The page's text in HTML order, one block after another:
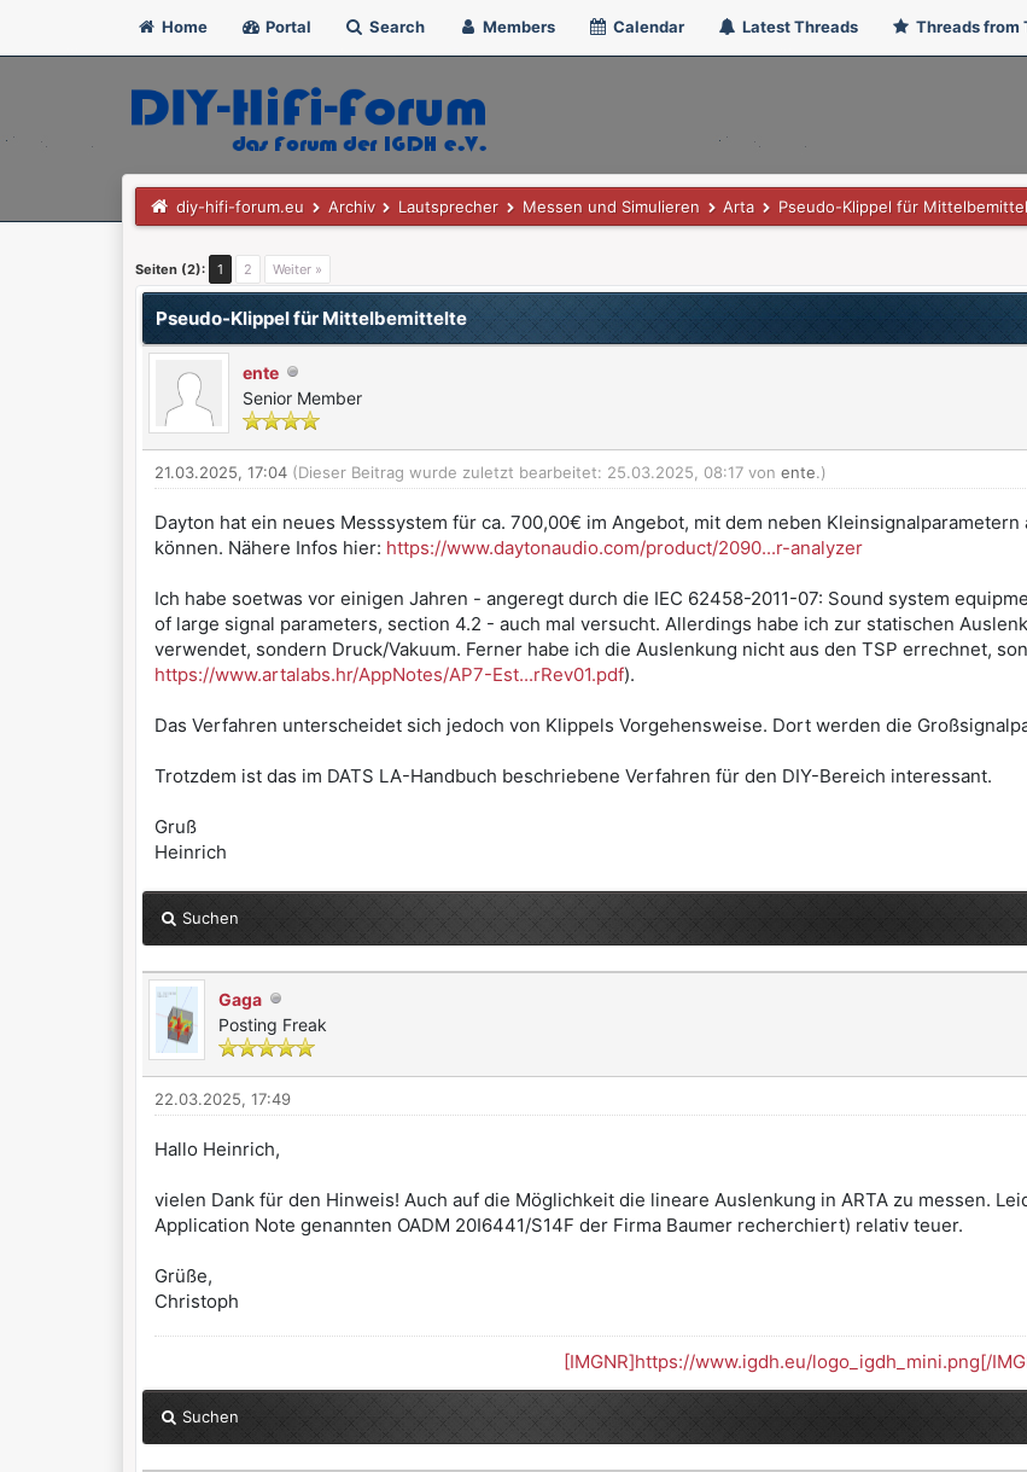
Home Portal Search Members Calendar Latest Threads Threads from
diy-hifi-forum.eu Archiv Lautsprecher Messen und Simulieren Arta Pseudo-Klippel für
Seiten (2): 1 2 Weiter »
0 Bewertung(en) - 0 im Durchschnitt
1
2
3
4
5
Pseudo-Klippel für Mittelbemittelte
ente
Senior Member
21.03.2025, 17:04 (Dieser Beitrag wurde zuletzt bearbeitet: 25.03.2025, 08:17 von ente.)
Dayton hat ein neues Messsystem für ca. 700,00€ im Angebot, mit dem neben
können. Nähere Infos hier: https://www.daytonaudio.com/product/2090...r-analyzer
Ich habe soetwas vor einigen Jahren - angeregt durch die IEC 62458-2011-07: Sound system
of large signal parameters, section 4.2 - auch mal versucht. Allerdings habe ich zur statischen
verwendet, sondern Druck/Vakuum. Ferner habe ich die Auslenkung nicht aus den TSP errechnet,
https://www.artalabs.hr/AppNotes/AP7-Est...rRev01.pdf).
Das Verfahren unterscheidet sich jedoch von Klippels Vorgehensweise. Dort werden die
Trotzdem ist das im DATS LA-Handbuch beschriebene Verfahren für den DIY-Bereich interessant.
Gruß
Heinrich
Suchen
Gaga
Posting Freak
22.03.2025, 17:49
Hallo Heinrich,
vielen Dank für den Hinweis! Auch auf die Möglichkeit die lineare Auslenkung in ARTA zu messen.
Application Note genannten OADM 20I6441/S14F der Firma Baumer recherchiert) relativ teuer.
Grüße,
Christoph
[IMGNR]https://www.igdh.eu/logo_igdh_mini.png[/
Suchen